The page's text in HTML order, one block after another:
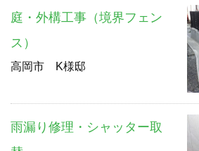
庭・外構工事（境界フェン
ス）
高岡市 K様邸
雨漏り修理・シャッター取